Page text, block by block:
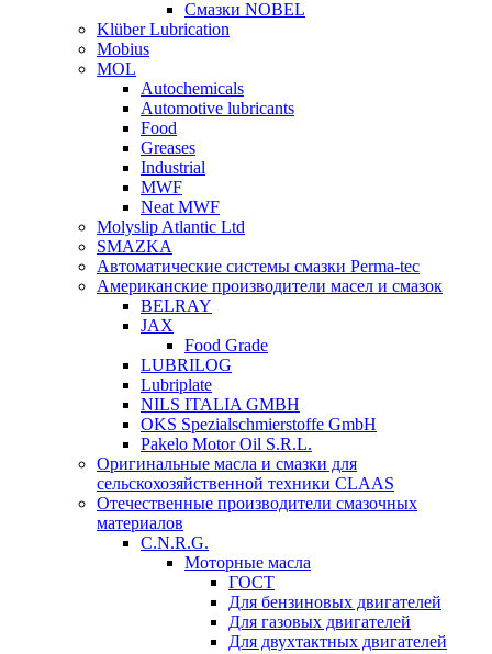
Смазки NOBEL
Klüber Lubrication
Mobius
MOL
Autochemicals
Automotive lubricants
Food
Greases
Industrial
MWF
Neat MWF
Molyslip Atlantic Ltd
SMAZKA
Автоматические системы смазки Perma-tec
Американские производители масел и смазок
BELRAY
JAX
Food Grade
LUBRILOG
Lubriplate
NILS ITALIA GMBH
OKS Spezialschmierstoffe GmbH
Pakelo Motor Oil S.R.L.
Оригинальные масла и смазки для
сельскохозяйственной техники CLAAS
Отечественные производители смазочных
материалов
C.N.R.G.
Моторные масла
ГОСТ
Для бензиновых двигателей
Для газовых двигателей
Для двухтактных двигателей